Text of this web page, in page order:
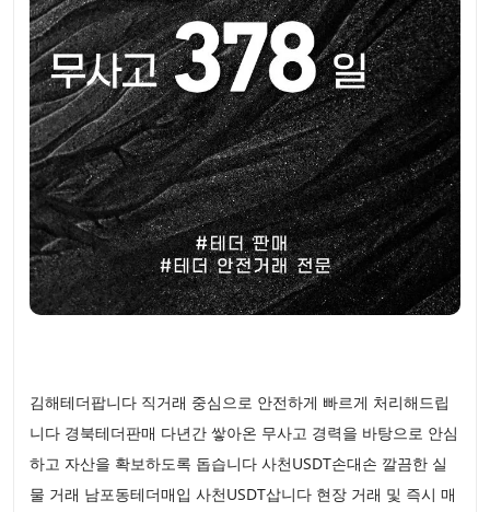
김해테더팝니다 직거래 중심으로 안전하게 빠르게 처리해드립
니다 경북테더판매 다년간 쌓아온 무사고 경력을 바탕으로 안심
하고 자산을 확보하도록 돕습니다 사천USDT손대손 깔끔한 실
물 거래 남포동테더매입 사천USDT삽니다 현장 거래 및 즉시 매